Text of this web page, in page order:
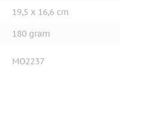
19,5 x 16,6 cm
180 gram
MO2237